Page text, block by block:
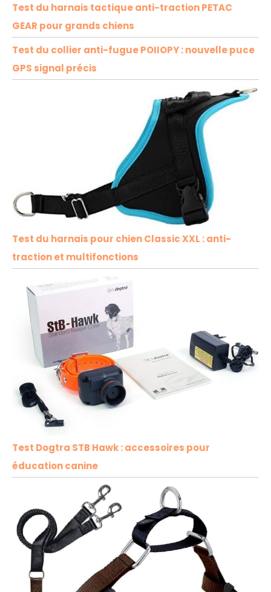
Test du harnais tactique anti-traction PETAC
GEAR pour grands chiens
Test du collier anti-fugue POIIOPY : nouvelle puce
GPS signal précis
Test du harnais pour chien Classic XXL : anti-
traction et multifonctions
Test Dogtra STB Hawk : accessoires pour
éducation canine